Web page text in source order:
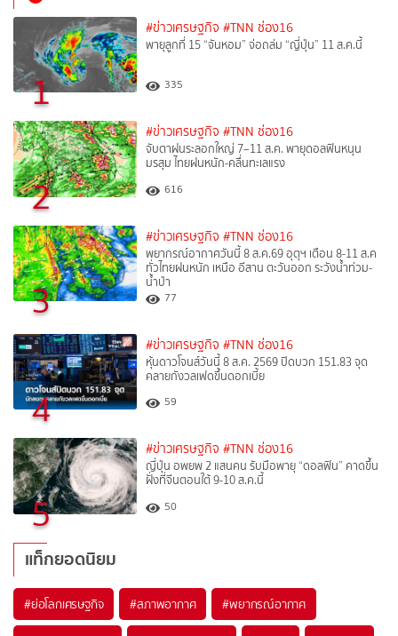
1
#ข่าวเศรษฐกิจ #TNN ช่อง16
พายุลูกที่ 15 “จันหอม” จ่อถล่ม “ญี่ปุ่น” 11 ส.ค.นี้
335
2
#ข่าวเศรษฐกิจ #TNN ช่อง16
จับตาฝนระลอกใหญ่ 7–11 ส.ค. พายุดอลฟินหนุน
มรสุม ไทยฝนหนัก-คลื่นทะเลแรง
616
3
#ข่าวเศรษฐกิจ #TNN ช่อง16
พยากรณ์อากาศวันนี้ 8 ส.ค.69 อุตุฯ เตือน 8-11 ส.ค
ทั่วไทยฝนหนัก เหนือ อีสาน ตะวันออก ระวังน้ำท่วม-
น้ำป่า
77
4
#ข่าวเศรษฐกิจ #TNN ช่อง16
หุ้นดาวโจนส์วันนี้ 8 ส.ค. 2569 ปิดบวก 151.83 จุด
คลายกังวลเฟดขึ้นดอกเบี้ย
59
5
#ข่าวเศรษฐกิจ #TNN ช่อง16
ญี่ปุ่น อพยพ 2 แสนคน รับมือพายุ “ดอลฟิน” คาดขึ้น
ฝั่งที่จีนตอนใต้ 9-10 ส.ค.นี้
50
แท็กยอดนิยม
#ย่อโลกเศรษฐกิจ #สภาพอากาศ #พยากรณ์อากาศ